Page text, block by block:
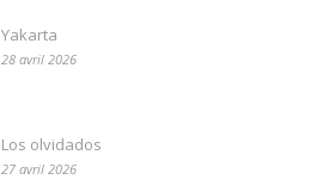
Yakarta
28 avril 2026
Los olvidados
27 avril 2026